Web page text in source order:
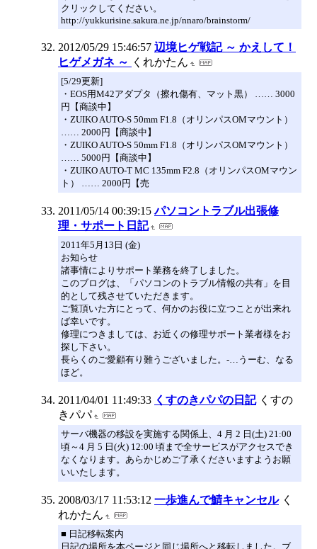
クリックしてください。
http://yukkurisine.sakura.ne.jp/nnaro/brainstorm/
2012/05/29 15:46:57 辺境ヒゲ戦記 ～ かえして！
ヒゲメガネ ～ くれかたん
[5/29更新]
・EOS用M42アダプタ（擦れ傷有、マット黒） …… 3000
円【商談中】
・ZUIKO AUTO-S 50mm F1.8（オリンパスOMマウント）
…… 2000円【商談中】
・ZUIKO AUTO-S 50mm F1.8（オリンパスOMマウント）
…… 5000円【商談中】
・ZUIKO AUTO-T MC 135mm F2.8（オリンパスOMマウン
ト） …… 2000円【売
2011/05/14 00:39:15 パソコントラブル出張修
理・サポート日記
2011年5月13日 (金)
お知らせ
諸事情によりサポート業務を終了しました。
このブログは、「パソコンのトラブル情報の共有」を目
的として残させていただきます。
ご覧頂いた方にとって、何かのお役に立つことが出来れ
ば幸いです。
修理につきましては、お近くの修理サポート業者様をお
探し下さい。
長らくのご愛顧有り難うございました。-…うーむ、なる
ほど。
2011/04/01 11:49:33 くすのきパパの日記 くすの
きパパ
サーバ機器の移設を実施する関係上、4 月 2 日(土) 21:00
頃～4 月 5 日(火) 12:00 頃まで全サービスがアクセスでき
なくなります。あらかじめご了承くださいますようお願
いいたします。
2008/03/17 11:53:12 一歩進んで鯖キャンセル く
れかたん
■ 日記移転案内
日記の場所を本ページと同じ場所へと移転しました。ブ